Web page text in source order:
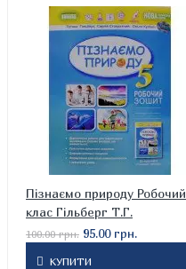
Пізнаємо природу
клас Гільберг Т.Г.
100.00 грн. 95.00 грн.
КУПИТИ